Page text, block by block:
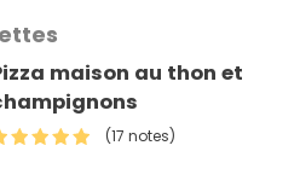
maison au thon et
(17 notes)